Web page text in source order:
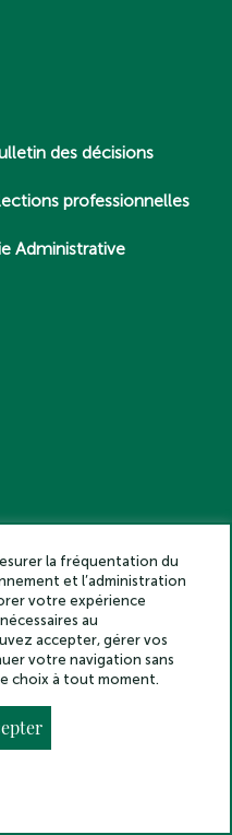
des décisions
professionnelles
Administrative
lettres – Tous droits réservés
la fréquentation du
et l’administration
votre expérience
au
accepter, gérer vos
votre navigation sans
choix à tout moment.